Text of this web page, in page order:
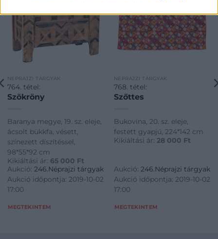
NÉPRAJZI TÁRGYAK
764. tétel:
Szökröny
Baranya megye, 19. sz. eleje,
ácsolt bükkfa, vésett,
színezett díszítéssel,
98*55*92 cm
Kikiáltási ár: 65 000 Ft
Aukció: 246.Néprajzi tárgyak
Aukció időpontja: 2019-10-02
17:00
MEGTEKINTEM
NÉPRAJZI TÁRGYAK
768. tétel:
Szőttes
Bukovina, 20. sz. eleje,
festett gyapjú, 224*142 cm
Kikiáltási ár: 28 000 Ft
Aukció: 246.Néprajzi tárgyak
Aukció időpontja: 2019-10-02
17:00
MEGTEKINTEM